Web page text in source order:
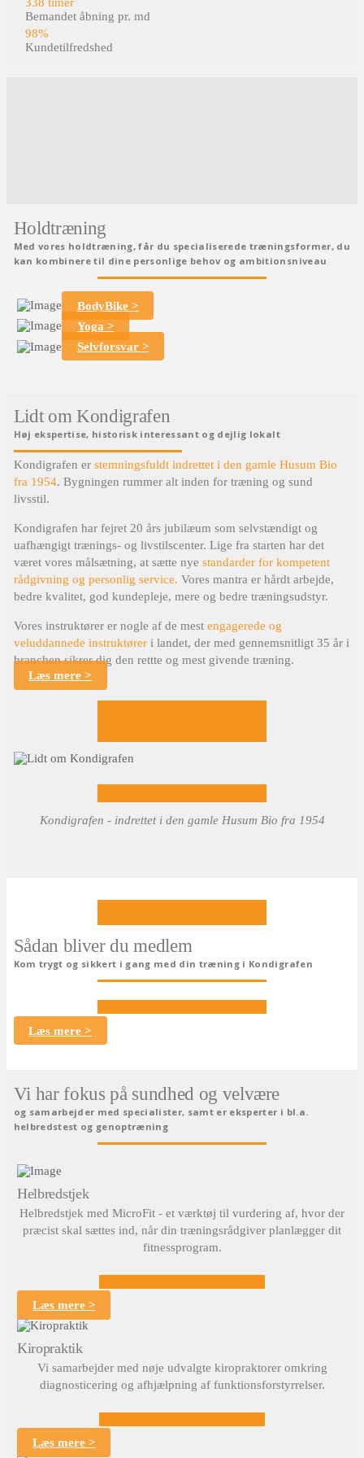
Bemandet åbning pr. md
98%
Kundetilfredshed
Holdtræning
Med vores holdtræning, får du specialiserede træningsformer, du
kan kombinere til dine personlige behov og ambitionsniveau
BodyBike >
Yoga >
Selvforsvar >
Lidt om Kondigrafen
Høj ekspertise, historisk interessant og dejlig lokalt
Kondigrafen er stemningsfuldt indrettet i den gamle Husum Bio
fra 1954. Bygningen rummer alt inden for træning og sund
livsstil.
Kondigrafen har fejret 20 års jubilæum som selvstændigt og
uafhængigt trænings- og livstilscenter. Lige fra starten har det
været vores målsætning, at sætte nye standarder for kompetent
rådgivning og personlig service. Vores mantra er hårdt arbejde,
bedre kvalitet, god kundepleje, mere og bedre træningsudstyr.
Vores instruktører er nogle af de mest engagerede og
veluddannede instruktøreri landet, der med gennemsnitligt 35 år i
branchen sikrer dig den rettte og mest givende træning.
Læs mere >
Kondigrafen - indrettet i den gamle Husum Bio fra 1954
Sådan bliver du medlem
Kom trygt og sikkert i gang med din træning i Kondigrafen
Læs mere >
Vi har fokus på sundhed og velvære
og samarbejder med specialister, samt er eksperter i bl.a.
helbredstest og genoptræning
Helbredstjek
Helbredstjek med MicroFit - et værktøj til vurdering af, hvor der
præcist skal sættes ind, når din træningsrådgiver planlægger dit
fitnessprogram.
Læs mere >
Kiropraktik
Vi samarbejder med nøje udvalgte kiropraktorer omkring
diagnosticering og afhjælpning af funktionsforstyrrelser.
Læs mere >